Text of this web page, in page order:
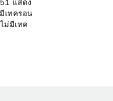
แสดง
เทครอน
ม่มีเทค